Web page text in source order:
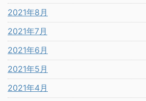
2021年8月
2021年7月
2021年6月
2021年5月
2021年4月